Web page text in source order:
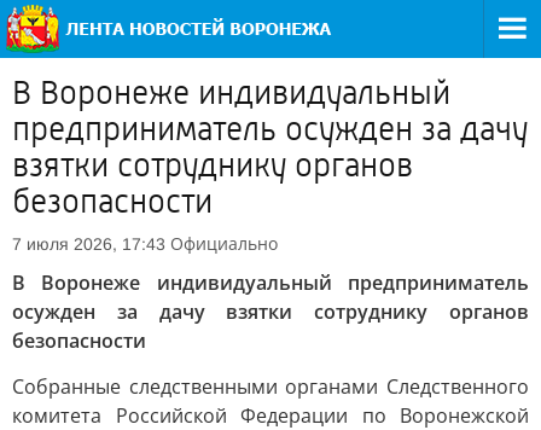
В Воронеже индивидуальный
предприниматель осужден за дачу
взятки сотруднику органов
безопасности
7 июля 2026, 17:43 Официально
В Воронеже индивидуальный предприниматель
осужден за дачу взятки сотруднику органов
безопасности
Собранные следственными органами Следственного
комитета Российской Федерации по Воронежской